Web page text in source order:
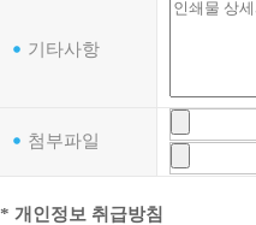
기타사항
첨부파일
* 개인정보 취급방침